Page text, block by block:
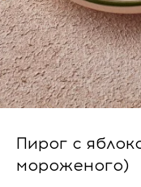
Пирог с
мороженого)